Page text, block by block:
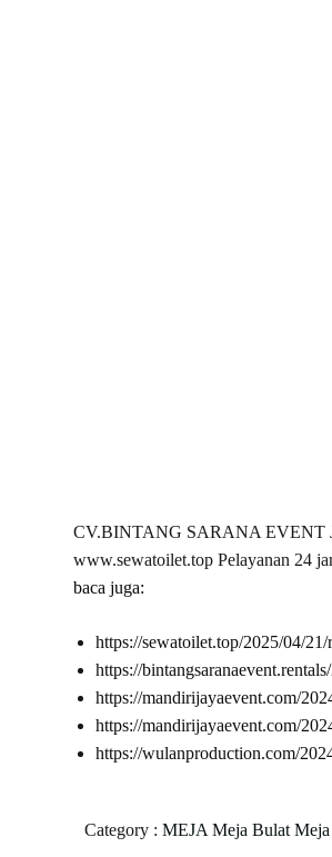
CV.BINTANG SARANA EVENT
www.sewatoilet.top Pelayanan 24
baca juga:
https://sewatoilet.top/2025/04/
https://
https://mandirijayaevent.com/
https://mandirijayaevent.com/
https://wulanproduction.com/
Category : MEJA Meja Bulat